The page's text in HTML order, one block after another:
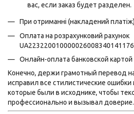
вас, если заказ будет разделен.
При отриманні (накладений платіж)
Оплата на розрахунковий рахунок
UA223220010000026008340141176
Онлайн-оплата банковской картой
Конечно, держи грамотный перевод
исправил все стилистические
которые были в исходнике, чтобы
профессионально и вызывал доверие.